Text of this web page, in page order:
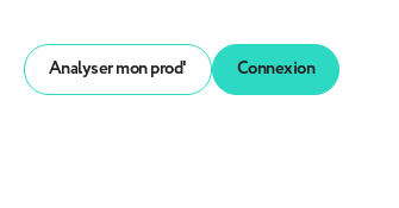
Analyser mon prod' Connexion